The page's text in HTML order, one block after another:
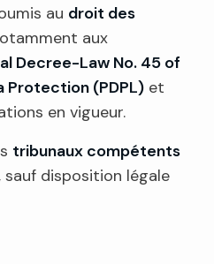
au droit des
aux
Decree-Law No. 45 of
Protection (PDPL) et
en vigueur.
tribunaux compétents
sauf disposition légale